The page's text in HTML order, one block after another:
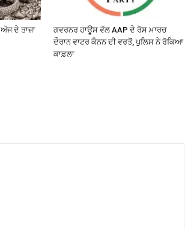
ਦੇ ਤਾਜ਼ਾ
ਗਵਰਨਰ ਹਾਊਸ ਵੱਲ AAP ਦੇ ਰੋਸ ਮਾਰਚ
ਦੌਰਾਨ ਵਾਟਰ ਕੈਨਨ ਦੀ ਵਰਤੋਂ, ਪੁਲਿਸ ਨੇ ਰੋਕਿਆ
ਕਾਫ਼ਲਾ